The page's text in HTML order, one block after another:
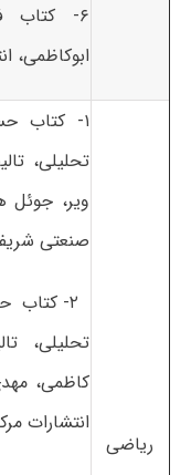
۶- کتاب
ابوکاظمی،
ریاضی
۱- کتاب
تحلیلی،
ویر،
صنعتی
۲- کتاب
تحلیلی،
کاظمی،
انتشارات